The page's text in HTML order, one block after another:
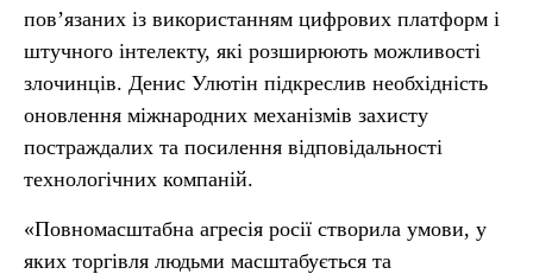
пов’язаних із використанням цифрових платформ і
штучного інтелекту, які розширюють можливості
злочинців. Денис Улютін підкреслив необхідність
оновлення міжнародних механізмів захисту
постраждалих та посилення відповідальності
технологічних компаній.
«Повномасштабна агресія росії створила умови, у
яких торгівля людьми масштабується та